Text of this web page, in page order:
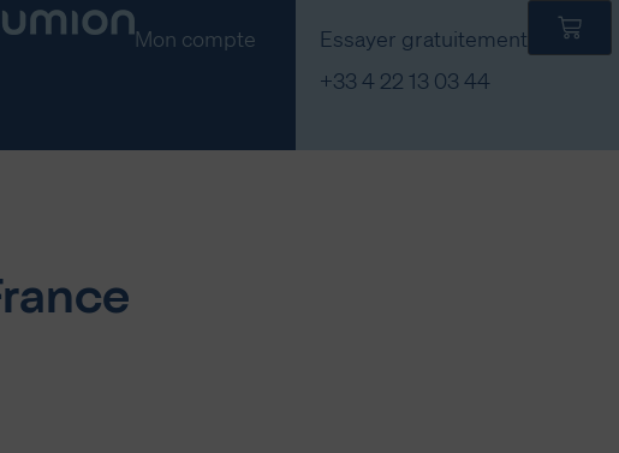
Mon compte
Essayer gratuitement
+33 4 22 13 03 44